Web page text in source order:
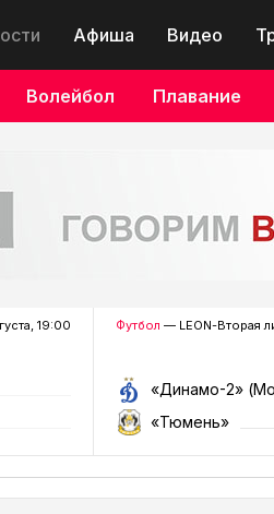
Афиша Видео
Волейбол Плавание
19:00 Футбол — LEON-Вторая
«Динамо-2»
«Тюмень»